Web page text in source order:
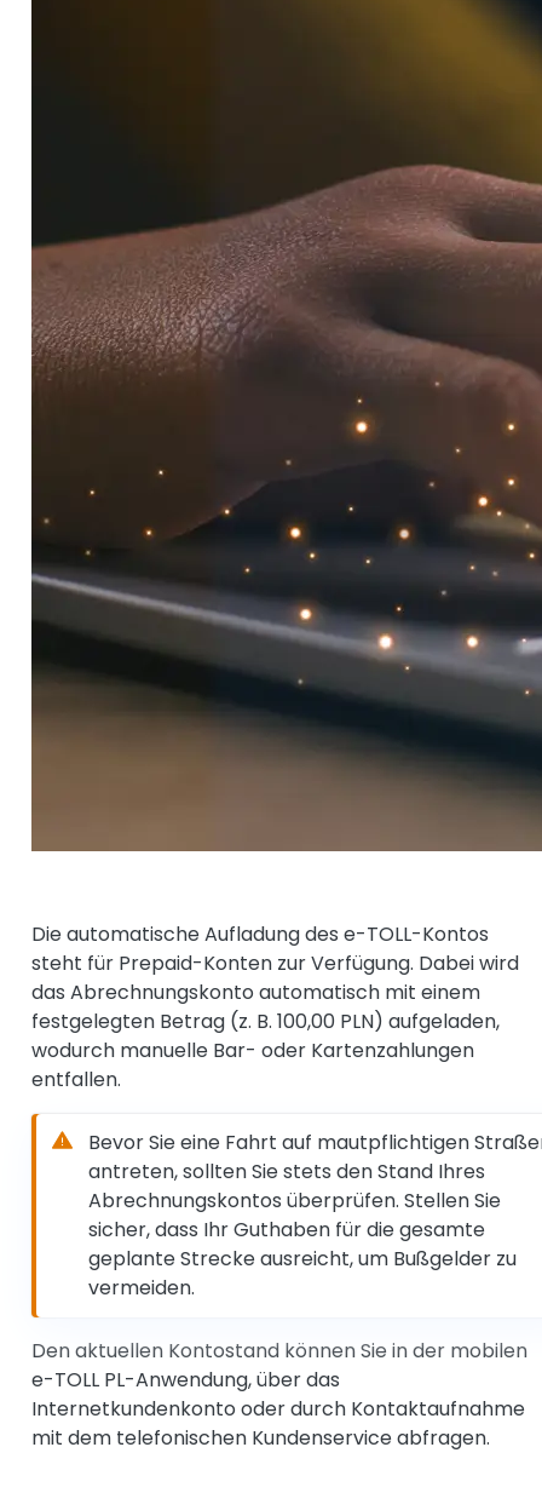
Die automatische Aufladung des e-TOLL-Kontos
steht für Prepaid-Konten zur Verfügung. Dabei wird
das Abrechnungskonto automatisch mit einem
festgelegten Betrag (z. B. 100,00 PLN) aufgeladen,
wodurch manuelle Bar- oder Kartenzahlungen
entfallen.
Bevor Sie eine Fahrt auf mautpflichtigen
antreten, sollten Sie stets den Stand Ihres
Abrechnungskontos überprüfen. Stellen Sie
sicher, dass Ihr Guthaben für die gesamte
geplante Strecke ausreicht, um Bußgelder zu
vermeiden.
Den aktuellen Kontostand können Sie in der mobilen
e-TOLL PL-Anwendung, über das
Internetkundenkonto oder durch Kontaktaufnahme
mit dem telefonischen Kundenservice abfragen.